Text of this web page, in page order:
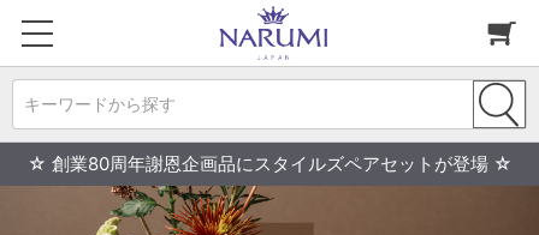
キーワードから探す
☆ 創業80周年謝恩企画品にスタイルズペアセットが登場 ☆